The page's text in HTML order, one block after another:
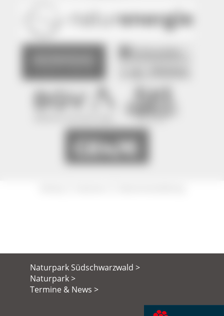
Naturpark Südschwarzwald >
Naturpark >
Termine & News >